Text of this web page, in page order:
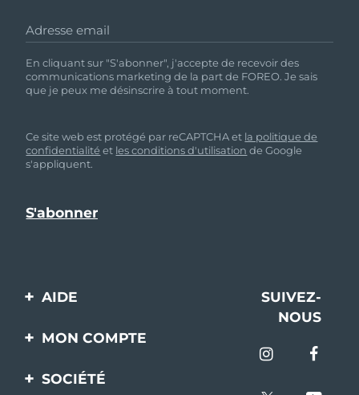
Adresse email
En cliquant sur "S'abonner", j'accepte de recevoir des
communications marketing de la part de FOREO. Je sais
que je peux me désinscrire à tout moment.
Ce site web est protégé par reCAPTCHA et la politique de
confidentialité et les conditions d'utilisation de Google
s'appliquent.
AIDE
Contactez-nous
livraisons
SUIVEZ-
NOUS
MON COMPTE
Enregistrement produit
SOCIÉTÉ